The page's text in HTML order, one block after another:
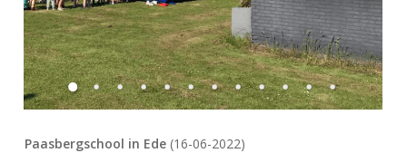
Paasbergschool in Ede (16-06-2022)